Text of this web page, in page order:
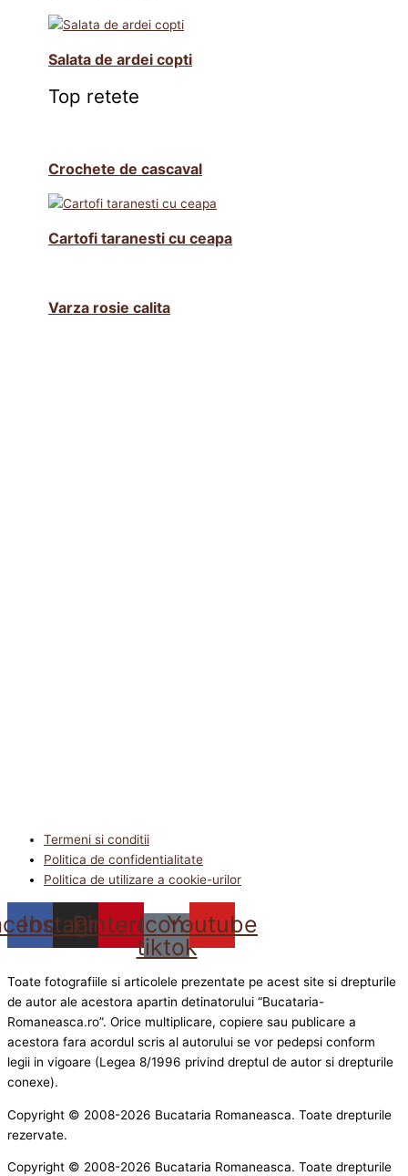
Salata de ardei copti
Top retete
Crochete de cascaval
Cartofi taranesti cu ceapa
Varza rosie calita
Termeni si conditii
Politica de confidentialitate
Politica de utilizare a cookie-urilor
Instagram
Pinterest
Icon-
tiktok
Youtube
Toate fotografiile si articolele prezentate pe acest site si drepturile
de autor ale acestora apartin detinatorului “Bucataria-
Romaneasca.ro”. Orice multiplicare, copiere sau publicare a
acestora fara acordul scris al autorului se vor pedepsi conform
legii in vigoare (Legea 8/1996 privind dreptul de autor si drepturile
conexe).
Copyright © 2008-2026 Bucataria Romaneasca. Toate drepturile
rezervate.
Copyright © 2008-2026 Bucataria Romaneasca. Toate drepturile